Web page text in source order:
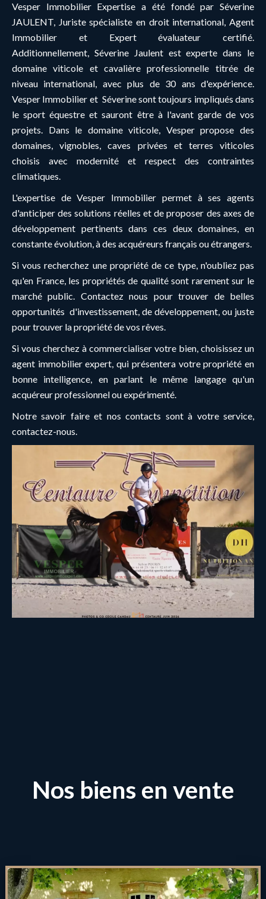
Vesper Immobilier Expertise a été fondé par Séverine
JAULENT, Juriste spécialiste en droit international, Agent
Immobilier et Expert évaluateur certifié.
Additionnellement, Séverine Jaulent est experte dans le
domaine viticole et cavalière professionnelle titrée de
niveau international, avec plus de 30 ans d'expérience.
Vesper Immobilier et Séverine sont toujours impliqués dans
le sport équestre et sauront être à l'avant garde de vos
projets. Dans le domaine viticole, Vesper propose des
domaines, vignobles, caves privées et terres viticoles
choisis avec modernité et respect des contraintes
climatiques.
L'expertise de Vesper Immobilier permet à ses agents
d'anticiper des solutions réelles et de proposer des axes de
développement pertinents dans ces deux domaines, en
constante évolution, à des acquéreurs français ou étrangers.
Si vous recherchez une propriété de ce type, n'oubliez pas
qu'en France, les propriétés de qualité sont rarement sur le
marché public. Contactez nous pour trouver de belles
opportunités d'investissement, de développement, ou juste
pour trouver la propriété de vos rêves.
Si vous cherchez à commercialiser votre bien, choisissez un
agent immobilier expert, qui présentera votre propriété en
bonne intelligence, en parlant le même langage qu'un
acquéreur professionnel ou expérimenté.
Notre savoir faire et nos contacts sont à votre service,
contactez-nous.
Nos biens en vente